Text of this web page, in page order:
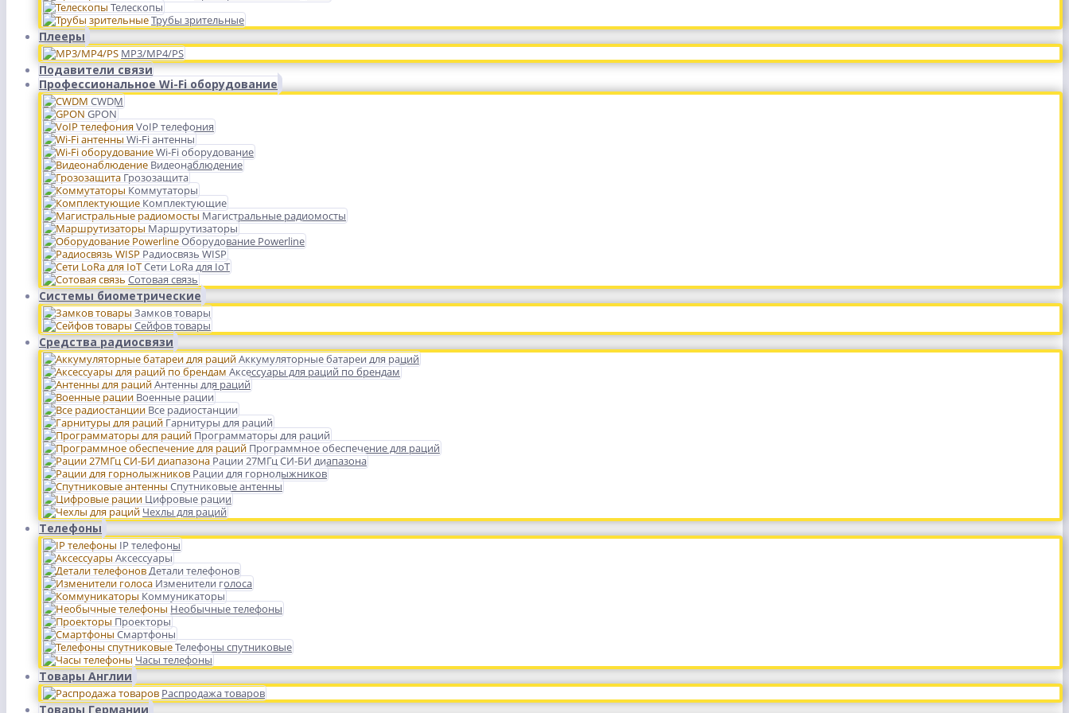
Телескопы
Трубы зрительные
Плееры
MP3/MP4/PS
Подавители связи
Профессиональное Wi-Fi оборудование
CWDM
GPON
VoIP телефония
Wi-Fi антенны
Wi-Fi оборудование
Видеонаблюдение
Грозозащита
Коммутаторы
Комплектующие
Магистральные радиомосты
Маршрутизаторы
Оборудование Powerline
Радиосвязь WISP
Сети LoRa для IoT
Сотовая связь
Системы биометрические
Замков товары
Сейфов товары
Средства радиосвязи
Аккумуляторные батареи для раций
Аксессуары для раций по брендам
Антенны для раций
Военные рации
Все радиостанции
Гарнитуры для раций
Программаторы для раций
Программное обеспечение для раций
Рации 27МГц СИ-БИ диапазона
Рации для горнолыжников
Спутниковые антенны
Цифровые рации
Чехлы для раций
Телефоны
IP телефоны
Аксессуары
Детали телефонов
Изменители голоса
Коммуникаторы
Необычные телефоны
Проекторы
Смартфоны
Телефоны спутниковые
Часы телефоны
Товары Англии
Распродажа товаров
Товары Германии